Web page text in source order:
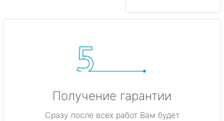
Получение гарантии
Сразу после всех работ Вам будет